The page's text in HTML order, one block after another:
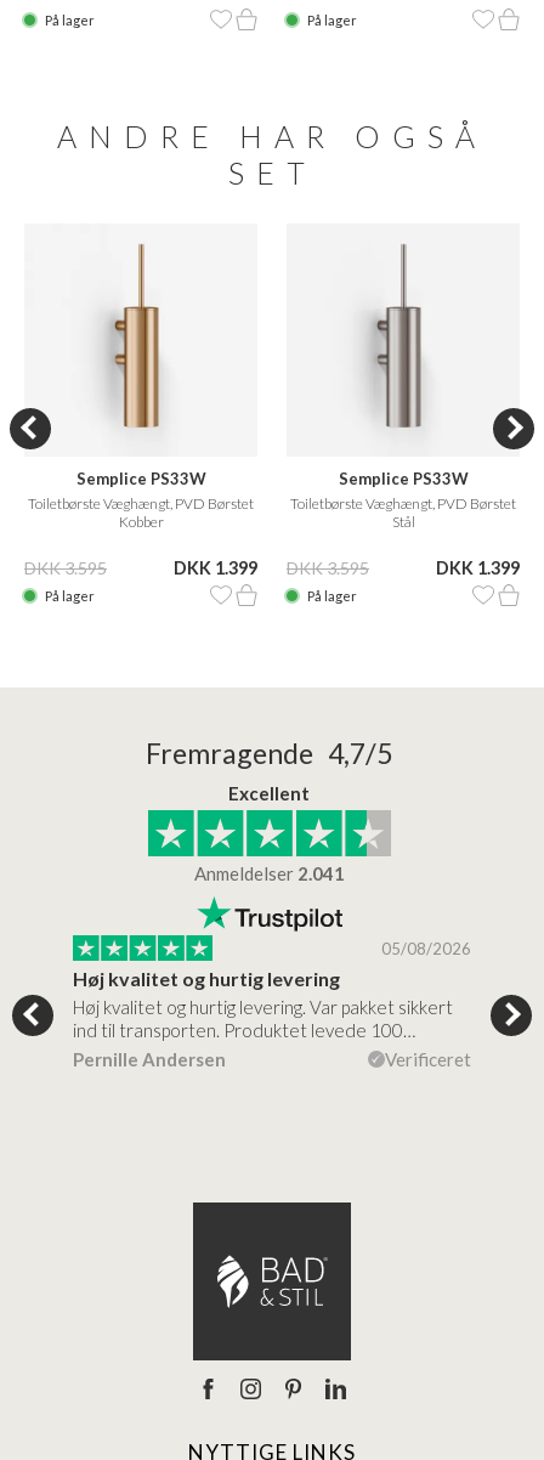
På lager På lager
ANDRE HAR OGSÅ
SET
Semplice PS33W
Toiletbørste Væghængt, PVD Børstet
Kobber
DKK 3.595 DKK 1.399
På lager
Semplice PS33W
Toiletbørste Væghængt, PVD Børstet
Stål
DKK 3.595 DKK 1.399
På lager
Fremragende 4,7/5
Excellent
Anmeldelser 2.041
05/08/2026
Høj kvalitet og hurtig levering
Høj kvalitet og hurtig levering. Var pakket sikkert
ind til transporten. Produktet levede 100…
Pernille Andersen
Verificeret
NYTTIGE LINKS